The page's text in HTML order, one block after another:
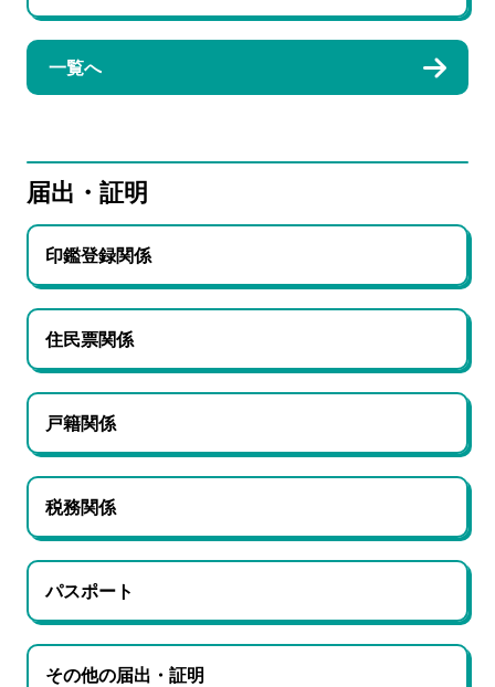
一覧へ
届出・証明
印鑑登録関係
住民票関係
戸籍関係
税務関係
パスポート
その他の届出・証明